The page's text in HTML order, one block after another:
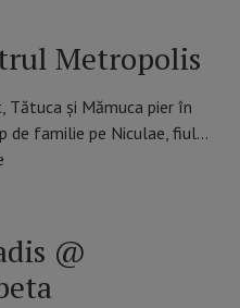
Metropolis
și Mămuca pier în
de familie pe Niculae, fiul…
@